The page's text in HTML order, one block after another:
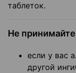
таблеток.
Не принимайте
если у вас
другой